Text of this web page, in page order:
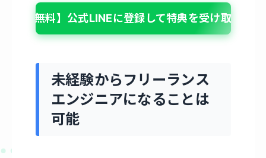
【無料】公式LINEに登録して特典を受け取る
未経験からフリーランス
エンジニアになることは
可能